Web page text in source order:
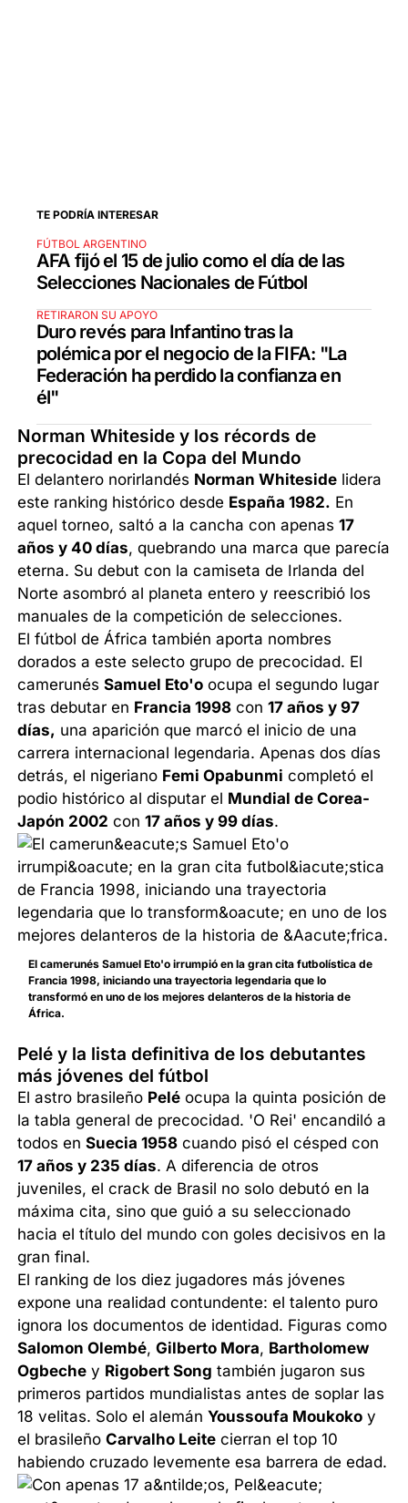
TE PODRÍA INTERESAR
FÚTBOL ARGENTINO
AFA fijó el 15 de julio como el día de las
Selecciones Nacionales de Fútbol
RETIRARON SU APOYO
Duro revés para Infantino tras la
polémica por el negocio de la FIFA: "La
Federación ha perdido la confianza en
él"
Norman Whiteside y los récords de
precocidad en la Copa del Mundo
El delantero norirlandés Norman Whiteside lidera
este ranking histórico desde España 1982. En
aquel torneo, saltó a la cancha con apenas17
años y 40 días, quebrando una marca que parecía
eterna. Su debut con la camiseta de Irlanda del
Norte asombró al planeta entero y reescribió los
manuales de la competición de selecciones.
El fútbol de África también aporta nombres
dorados a este selecto grupo de precocidad. El
camerunésSamuel Eto'o ocupa el segundo lugar
tras debutar en Francia 1998 con17 años y 97
días, una aparición que marcó el inicio de una
carrera internacional legendaria. Apenas dos días
detrás, el nigeriano Femi Opabunmi completó el
podio histórico al disputar el Mundial de Corea-
Japón 2002 con17 años y 99 días.
El camerunés Samuel Eto'o irrumpió en la gran cita futbolística de
Francia 1998, iniciando una trayectoria legendaria que lo
transformó en uno de los mejores delanteros de la historia de
África.
Pelé y la lista definitiva de los debutantes
más jóvenes del fútbol
El astro brasileño Pelé ocupa la quinta posición de
la tabla general de precocidad. 'O Rei' encandiló a
todos enSuecia 1958 cuando pisó el césped con
17 años y 235 días. A diferencia de otros
juveniles, el crack de Brasil no solo debutó en la
máxima cita, sino que guió a su seleccionado
hacia el título del mundo con goles decisivos en la
gran final.
El ranking de los diez jugadores más jóvenes
expone una realidad contundente: el talento puro
ignora los documentos de identidad. Figuras como
Salomon Olembé,Gilberto Mora, Bartholomew
Ogbeche y Rigobert Song también jugaron sus
primeros partidos mundialistas antes de soplar las
18 velitas. Solo el alemánYoussoufa Moukoko y
el brasileñoCarvalho Leite cierran el top 10
habiendo cruzado levemente esa barrera de edad.